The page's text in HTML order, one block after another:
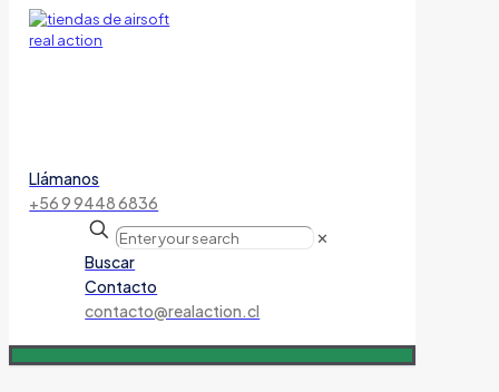
Llámanos
+56 9 9448 6836
✕
Buscar
Contacto
contacto@realaction.cl